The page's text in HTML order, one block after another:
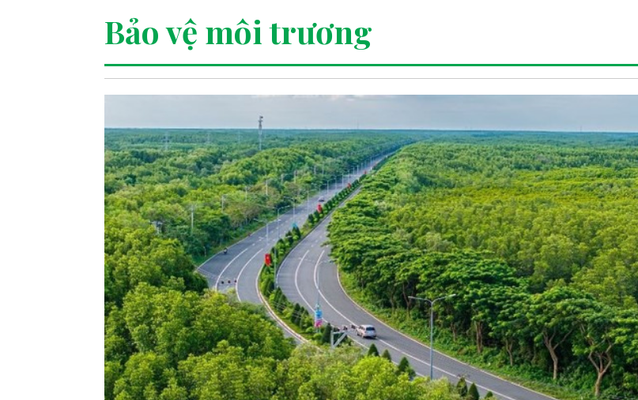
Bảo vệ môi trương